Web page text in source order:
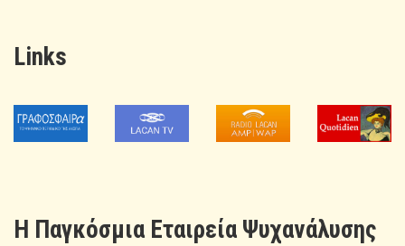
Links
H Παγκόσμια Εταιρεία Ψυχανάλυσης